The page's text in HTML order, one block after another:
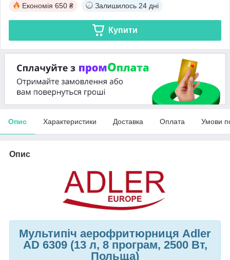
Економія 650 ₴ Залишилось 24 дні
Купити
Опис Характеристики Доставка Оплата Умови
Опис
Мультипіч аерофритюрниця Adler
AD 6309 (13 л, 8 програм, 2500 Вт,
Польща)